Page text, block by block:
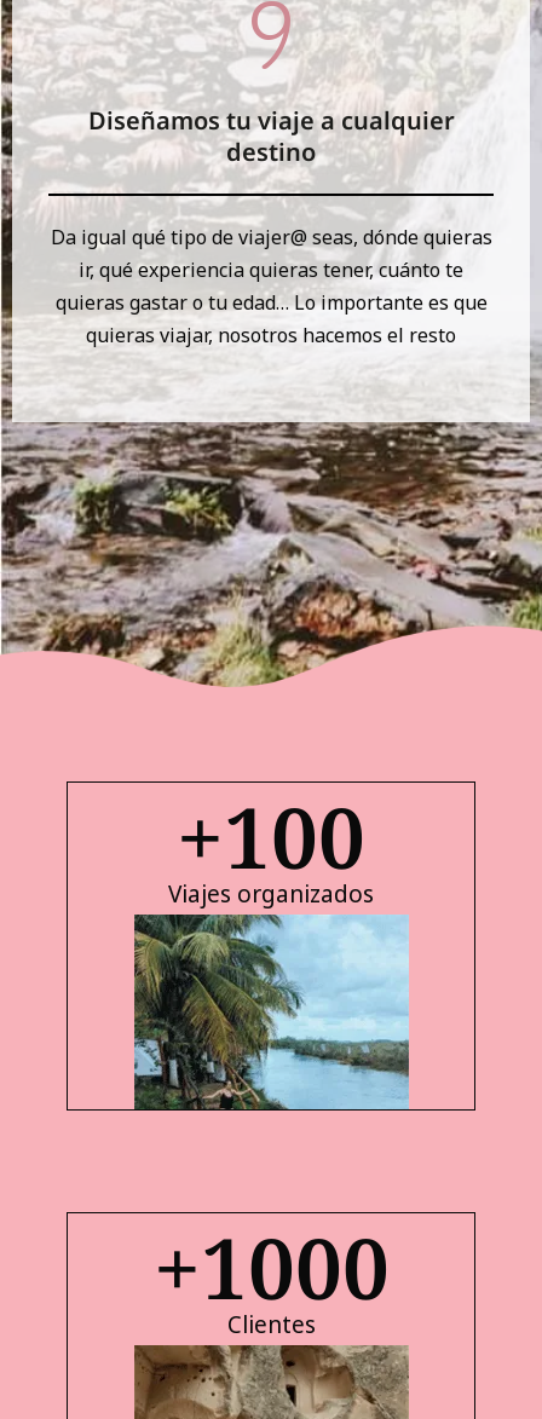
Diseñamos tu viaje a cualquier
destino
Da igual qué tipo de viajer@ seas, dónde quieras
ir, qué experiencia quieras tener, cuánto te
quieras gastar o tu edad… Lo importante es que
quieras viajar, nosotros hacemos el resto
Viajes organizados
+100
Clientes
+1000